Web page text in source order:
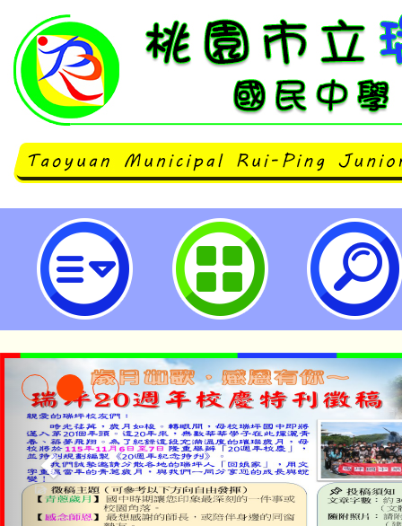
2025第14屆亞洲動物保護大會－
工作者參與作業計畫-桃園市立瑞
淨零綠生活教案入校路